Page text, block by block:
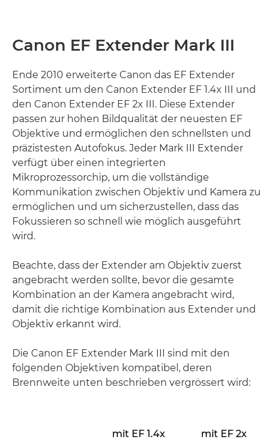
Canon EF Extender Mark III
Ende 2010 erweiterte Canon das EF Extender
Sortiment um den Canon Extender EF 1.4x III und
den Canon Extender EF 2x III. Diese Extender
passen zur hohen Bildqualität der neuesten EF
Objektive und ermöglichen den schnellsten und
präzistesten Autofokus. Jeder Mark III Extender
verfügt über einen integrierten
Mikroprozessorchip, um die vollständige
Kommunikation zwischen Objektiv und Kamera zu
ermöglichen und um sicherzustellen, dass das
Fokussieren so schnell wie möglich ausgeführt
wird.
Beachte, dass der Extender am Objektiv zuerst
angebracht werden sollte, bevor die gesamte
Kombination an der Kamera angebracht wird,
damit die richtige Kombination aus Extender und
Objektiv erkannt wird.
Die Canon EF Extender Mark III sind mit den
folgenden Objektiven kompatibel, deren
Brennweite unten beschrieben vergrössert wird:
mit EF 1.4x
mit EF 2x